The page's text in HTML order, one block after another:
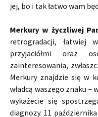
jej, bo i tak łatwo wam
Merkury w życzliwej
retrogradacji, łatwiej
przyjaciółmi oraz
zainteresowania,
Merkury znajdzie się w
władcą waszego znaku –
wykażecie się
diagnozy. 11